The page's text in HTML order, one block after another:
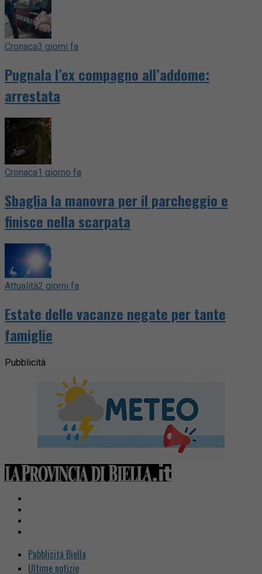
Cronaca3 giorni fa
Pugnala l’ex compagno all’addome:
arrestata
Cronaca1 giorno fa
Sbaglia la manovra per il parcheggio e
finisce nella scarpata
Attualità2 giorni fa
Estate delle vacanze negate per tante
famiglie
Pubblicità
Pubblicità Biella
Ultime notizie